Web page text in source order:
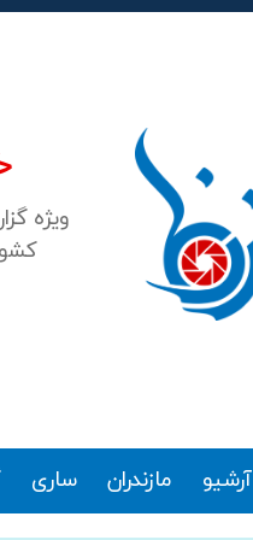
ویژه
آرشیو مازندران ساری